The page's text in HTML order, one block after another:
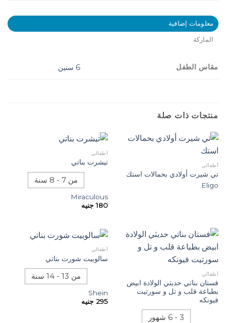
معلومات إضافية
الماركة
مقاس الطفل 6 سنين
منتجات ذات صلة
أطفالي
تي شيرت أولادي بحمالات استك
Eligo
أطفالي
تيشرت بناتي
من 7 - 8 سنة
Miraculous
180 جنيه
أطفالي
فستان بناتي حديثي الولادة ابيض
بطباعة قلب و تل و سورتيت
فيونكه
3 - 6 شهور
أطفالي
سالوبيت شورت بناتي
من 13 - 14 سنة
Shein
295 جنيه